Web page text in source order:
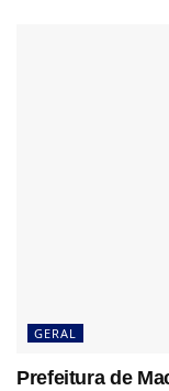
GERAL
Prefeitura de